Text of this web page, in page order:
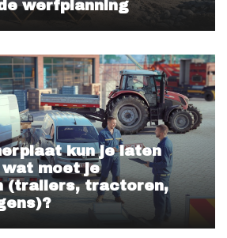
werfplanning
kun je laten
wat moet je
(trailers, tractoren,